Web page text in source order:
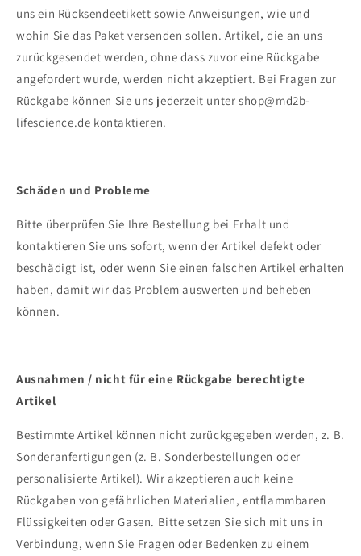
uns ein Rücksendeetikett sowie Anweisungen, wie und
wohin Sie das Paket versenden sollen. Artikel, die an uns
zurückgesendet werden, ohne dass zuvor eine Rückgabe
angefordert wurde, werden nicht akzeptiert. Bei Fragen zur
Rückgabe können Sie uns jederzeit unter shop@md2b-
lifescience.de kontaktieren.
Schäden und Probleme
Bitte überprüfen Sie Ihre Bestellung bei Erhalt und
kontaktieren Sie uns sofort, wenn der Artikel defekt oder
beschädigt ist, oder wenn Sie einen falschen Artikel erhalten
haben, damit wir das Problem auswerten und beheben
können.
Ausnahmen / nicht für eine Rückgabe berechtigte
Artikel
Bestimmte Artikel können nicht zurückgegeben werden, z. B.
Sonderanfertigungen (z. B. Sonderbestellungen oder
personalisierte Artikel). Wir akzeptieren auch keine
Rückgaben von gefährlichen Materialien, entflammbaren
Flüssigkeiten oder Gasen. Bitte setzen Sie sich mit uns in
Verbindung, wenn Sie Fragen oder Bedenken zu einem